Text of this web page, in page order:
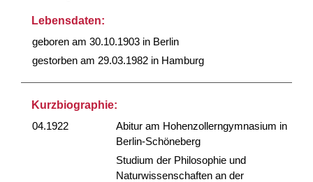
Lebensdaten:
geboren am 30.10.1903 in Berlin
gestorben am 29.03.1982 in Hamburg
Kurzbiographie:
04.1922
Abitur am Hohenzollerngymnasium in
Berlin-Schöneberg
Studium der Philosophie und
Naturwissenschaften an der